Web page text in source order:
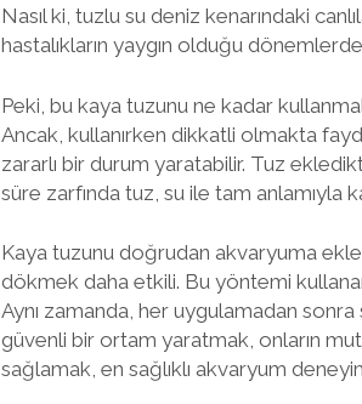
Nasıl ki, tuzlu su deniz kenarındaki
hastalıkların yaygın olduğu
Peki, bu kaya tuzunu ne kadar
Ancak, kullanırken dikkatli olmakta
zararlı bir durum yaratabilir. Tuz
süre zarfında tuz, su ile tam anlamıyla
Kaya tuzunu doğrudan akvaryuma
dökmek daha etkili. Bu yöntemi
Aynı zamanda, her uygulamadan
güvenli bir ortam yaratmak, onların
sağlamak, en sağlıklı akvaryum